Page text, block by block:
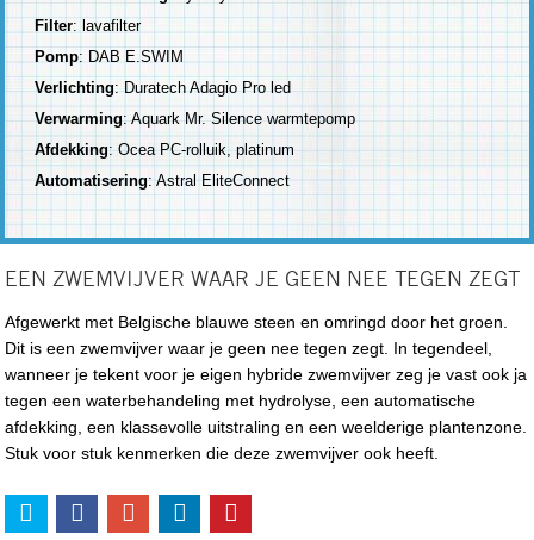
Filter: lavafilter
Pomp: DAB E.SWIM
Verlichting: Duratech Adagio Pro led
Verwarming: Aquark Mr. Silence warmtepomp
Afdekking: Ocea PC-rolluik, platinum
Automatisering: Astral EliteConnect
EEN ZWEMVIJVER WAAR JE GEEN NEE TEGEN ZEGT
Afgewerkt met Belgische blauwe steen en omringd door het groen.
Dit is een zwemvijver waar je geen nee tegen zegt. In tegendeel,
wanneer je tekent voor je eigen hybride zwemvijver zeg je vast ook ja
tegen een waterbehandeling met hydrolyse, een automatische
afdekking, een klassevolle uitstraling en een weelderige plantenzone.
Stuk voor stuk kenmerken die deze zwemvijver ook heeft.